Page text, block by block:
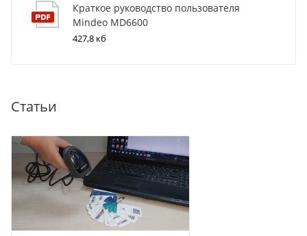
Краткое руководство пользователя
Mindeo MD6600
427,8 кб
Статьи